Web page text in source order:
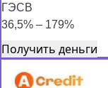
ГЭСВ
36,5% – 179%
Получить деньги